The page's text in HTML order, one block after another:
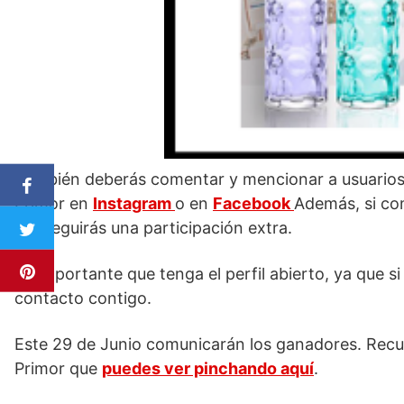
También deberás comentar y mencionar a
Primor en Instagram o en Facebook Además, si
conseguirás una participación extra.
Es importante que tenga el perfil abierto, ya que
contacto contigo.
Este 29 de Junio comunicarán los ganadores.
Primor que puedes ver pinchando aquí.